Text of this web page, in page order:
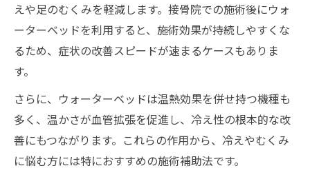
えや足のむくみを軽減します。接骨院での施術後にウォ
ーターベッドを利用すると、施術効果が持続しやすくな
るため、症状の改善スピードが速まるケースもありま
す。
さらに、ウォーターベッドは温熱効果を併せ持つ機種も
多く、温かさが血管拡張を促進し、冷え性の根本的な改
善にもつながります。これらの作用から、冷えやむくみ
に悩む方には特におすすめの施術補助法です。